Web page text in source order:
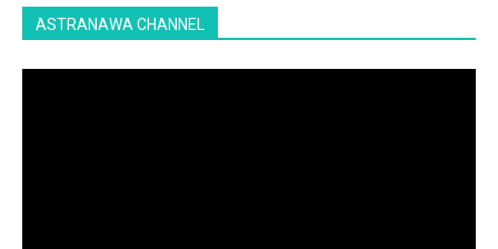
ASTRANAWA CHANNEL